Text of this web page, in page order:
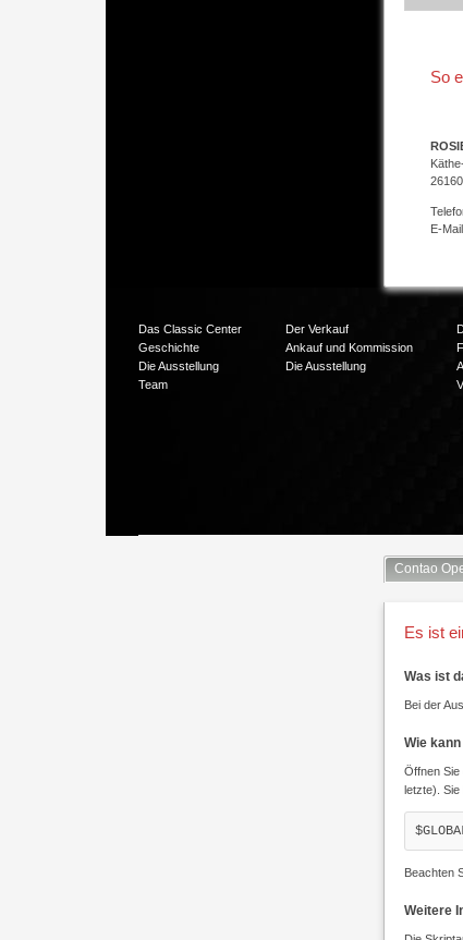
So
E-
Das Classic Center
Geschichte
Die Ausstellung
Team
Der Verkauf
Ankauf und Kommission
Die Ausstellung
Contao
Es ist
Was ist
Bei der
Wie
Öffnen Sie
letzte).
Beachten
Weitere